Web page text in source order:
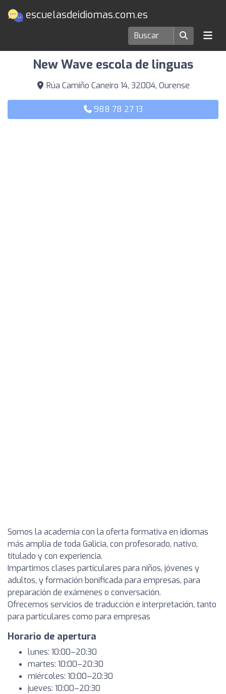
escuelasdeidiomas.com.es
Escuelas de idiomas en Ourense
New Wave escola de linguas
Rúa Camiño Caneiro 14, 32004, Ourense
988 78 27 13
Somos la academia con la oferta formativa en idiomas
más amplia de toda Galicia, con profesorado, nativo,
titulado y con experiencia.
Impartimos clases particulares para niños, jóvenes y
adultos, y formación bonificada para empresas, para
preparación de exámenes o conversación.
Ofrecemos servicios de traducción e interpretación, tanto
para particulares como para empresas
Horario de apertura
lunes: 10:00–20:30
martes: 10:00–20:30
miércoles: 10:00–20:30
jueves: 10:00–20:30